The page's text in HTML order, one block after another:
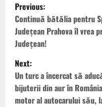
Previous:
Continuă bătălia pentru
Județean Prahova îl vrea
Județean!
Next:
Un turc a încercat să
bijuterii din aur în
motor al autocarului său,